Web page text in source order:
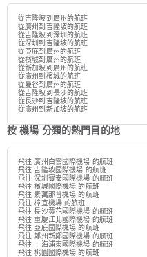
從吉隆坡到廣州的航班
從廣州到吉隆坡的航班
從吉隆坡到深圳的航班
從深圳到吉隆坡的航班
從亞庇到廣州的航班
從檳城到廣州的航班
從新加坡到廣州的航班
從廣州到檳城的航班
從曼谷到廣州的航班
從吉隆坡到長沙的航班
從長沙到吉隆坡的航班
從廣州到新加坡的航班
按 機場 分類的熱門目的地
飛往 廣州白雲國際機場 的航班
飛往 吉隆坡國際機場 的航班
飛往 深圳寶安國際機場 的航班
飛往 檳城國際機場 的航班
飛往 素萬那普機場 的航班
飛往 樟宜機場 的航班
飛往 長沙黃花國際機場 的航班
飛往 重慶江北國際機場 的航班
飛往 亞庇國際機場 的航班
飛往 鄭州新鄭國際機場 的航班
飛往 上海浦東國際機場 的航班
飛往 桃園國際機場 的航班